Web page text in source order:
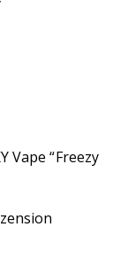
Vape “Freezy